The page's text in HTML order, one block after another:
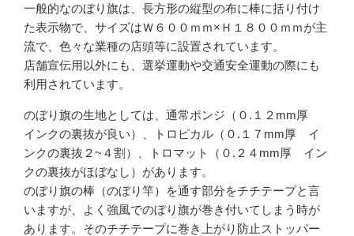
一般的なのぼり旗は、長方形の縦型の布に棒に括り付け
た表示物で、サイズはＷ６００ｍｍ×Ｈ１８００ｍｍが主
流で、色々な業種の店頭等に設置されています。
店舗宣伝用以外にも、選挙運動や交通安全運動の際にも
利用されています。
のぼり旗の生地としては、通常ポンジ（０.１２mm厚
インクの裏抜が良い）、トロピカル（０.１７mm厚 イ
ンクの裏抜２~４割）、トロマット（０.２４mm厚 イン
クの裏抜がほぼなし）があります。
のぼり旗の棒（のぼり竿）を通す部分をチチテープと言
いますが、よく強風でのぼり旗が巻き付いてしまう時が
あります。そのチチテープに巻き上がり防止ストッパー